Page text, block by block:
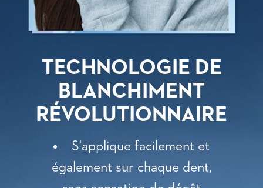
TECHNOLOGIE DE
BLANCHIMENT
RÉVOLUTIONNAIRE
S'applique facilement et
également sur chaque dent,